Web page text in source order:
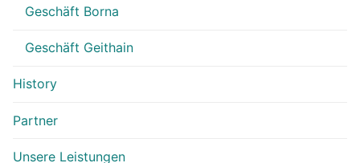
Geschäft Borna
Geschäft Geithain
History
Partner
Unsere Leistungen